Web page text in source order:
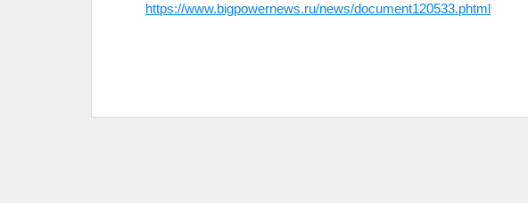
https://www.bigpowernews.ru/news/document120533.phtml